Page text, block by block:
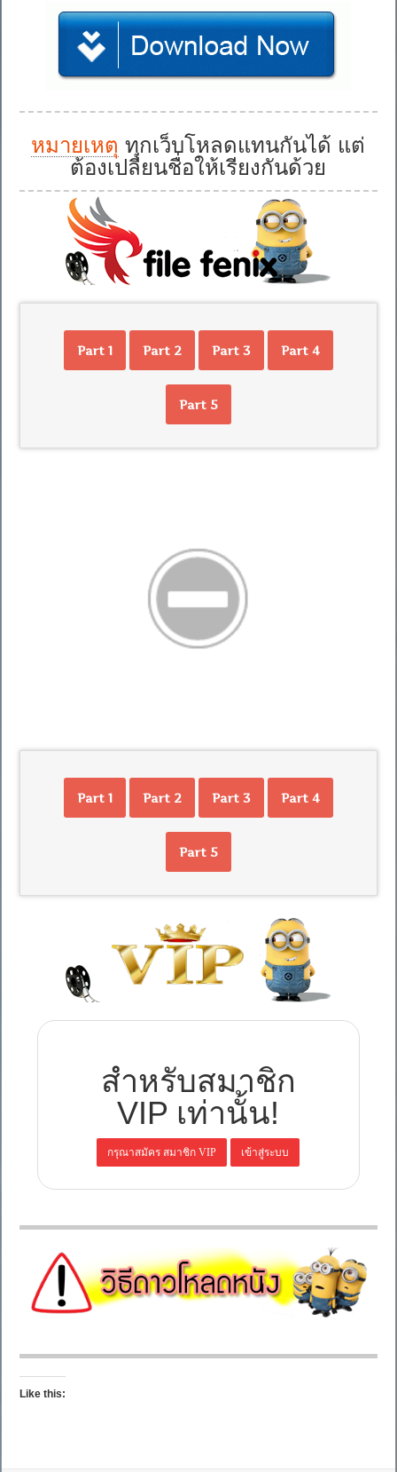
หมายเหตุ ทุกเว็บโหลดแทนกันได้ แต่
ต้องเปลี่ยนชื่อให้เรียงกันด้วย
Part 1 Part 2 Part 3 Part 4
Part 5
Part 1 Part 2 Part 3 Part 4
Part 5
สำหรับสมาชิก
VIP เท่านั้น!
Like this: